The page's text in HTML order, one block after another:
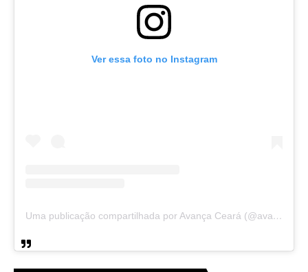
Ver essa foto no Instagram
Uma publicação compartilhada por Avança Ceará (@avancaceara)